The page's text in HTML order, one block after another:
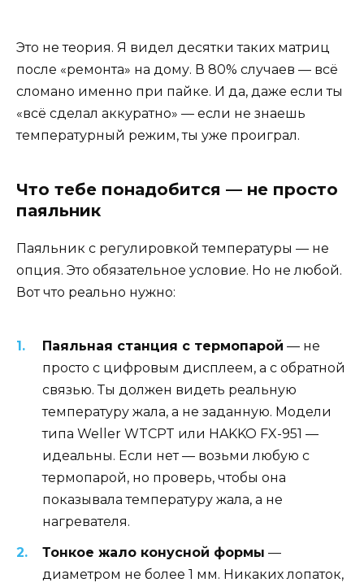
Это не теория. Я видел десятки таких матриц
после «ремонта» на дому. В 80% случаев — всё
сломано именно при пайке. И да, даже если ты
«всё сделал аккуратно» — если не знаешь
температурный режим, ты уже проиграл.
Что тебе понадобится — не просто
паяльник
Паяльник с регулировкой температуры — не
опция. Это обязательное условие. Но не любой.
Вот что реально нужно:
Паяльная станция с термопарой — не
просто с цифровым дисплеем, а с обратной
связью. Ты должен видеть реальную
температуру жала, а не заданную. Модели
типа Weller WTCPT или HAKKO FX-951 —
идеальны. Если нет — возьми любую с
термопарой, но проверь, чтобы она
показывала температуру жала, а не
нагревателя.
Тонкое жало конусной формы —
диаметром не более 1 мм. Никаких лопаток,